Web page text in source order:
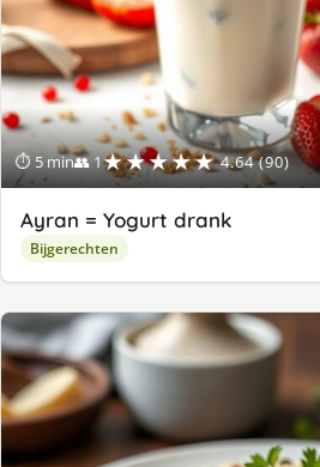
⏱ 5 min👥 1★★★★★ 4.64 (90)
Ayran = Yogurt drank
Bijgerechten